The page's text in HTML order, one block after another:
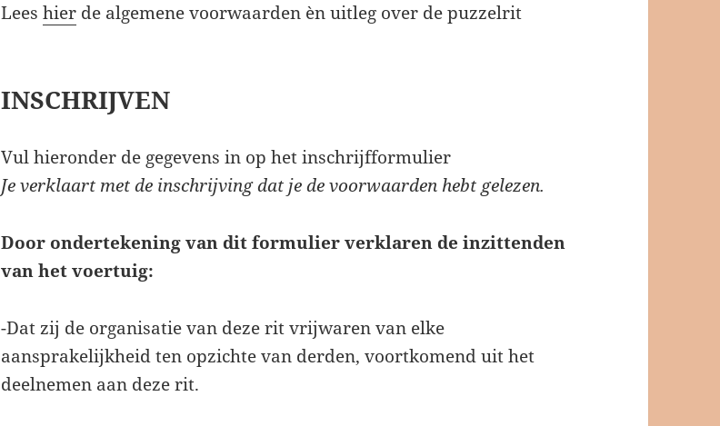
Leeshier de algemene voorwaarden èn uitleg over de puzzelrit
INSCHRIJVEN
Vul hieronder de gegevens in op het inschrijfformulier
Je verklaart met de inschrijving dat je de voorwaarden hebt gelezen.
Door ondertekening van dit formulier verklaren de inzittenden
van het voertuig:
-Dat zij de organisatie van deze rit vrijwaren van elke
aansprakelijkheid ten opzichte van derden, voortkomend uit het
deelnemen aan deze rit.